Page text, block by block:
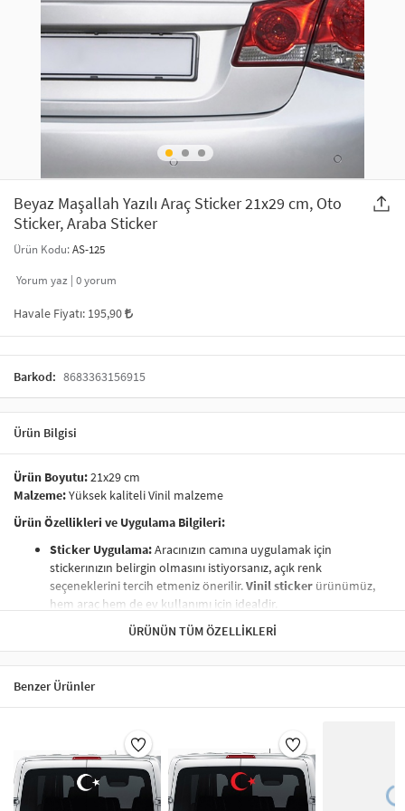
SAÇ AKSESUARLARI
TELEFON ASKISI
MAKYAJ ÇANTASI
ŞAL VE FULAR
ODA KOKUSU VE MUM
PARTİ SÜSLERİ
KULLAN AT TABAK BARDAK SETİ
Beyaz Maşallah Yazılı Araç Sticker 21x29 cm, Oto
Sticker, Araba Sticker
Ürün Kodu:AS-125
Yorum yaz | 0yorum
Havale Fiyatı: 195,90
Barkod: 8683363156915
Ürün Bilgisi
Ürün Boyutu:21x29 cm
Malzeme:Yüksek kaliteli Vinil malzeme
Ürün Özellikleri ve Uygulama Bilgileri:
Sticker Uygulama:Aracınızın camına uygulamak için
stickerınızın belirgin olmasını istiyorsanız, açık renk
seçeneklerini tercih etmeniz önerilir.Vinil sticker ürünümüz,
hem araç hem de ev kullanımı için idealdir.
Ürün, 21x29 cm ölçülerinde bir tabakadan kesilmektedir.
boyutları, farklı yüzeylere kolayca uygulanabilir.
kullanmaktan kaçının.
ömürlü kullanım sağlar. Vinil malzeme, suya ve nemlere karşı
dayanıklıdır.
kağıt sayesinde kolayca uygulanabilir.
Kolay Uygulama:Ürünümüz, uygulama esnasında hiçbir zorluk
çıkarmaz. Yapışmayı engelleyen koruyucu bandı çıkarın ve
sticker’ı dilediğiniz yüzeye uygulayın.
Vinil çıkartmalar
ÜRÜNÜN TÜM ÖZELLIKLERI
Benzer Ürünler